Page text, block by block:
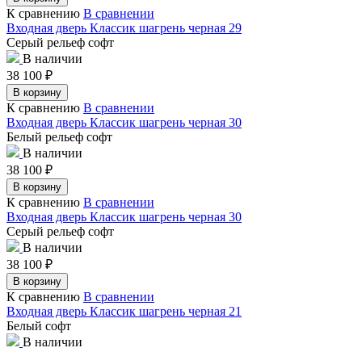
К сравнению В сравнении
Входная дверь Классик шагрень черная 29
Серый рельеф софт
В наличии
38 100 ₽
В корзину
К сравнению В сравнении
Входная дверь Классик шагрень черная 30
Белый рельеф софт
В наличии
38 100 ₽
В корзину
К сравнению В сравнении
Входная дверь Классик шагрень черная 30
Серый рельеф софт
В наличии
38 100 ₽
В корзину
К сравнению В сравнении
Входная дверь Классик шагрень черная 21
Белый софт
В наличии